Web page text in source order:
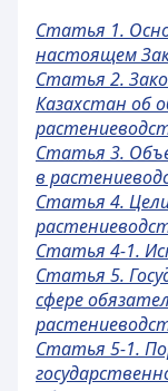
Статья 1.
настоящем
Статья 2.
Казахстан об
Статья 3.
в
Статья 4.
Статья 4-1.
Статья 5.
сфере
Статья 5-1.